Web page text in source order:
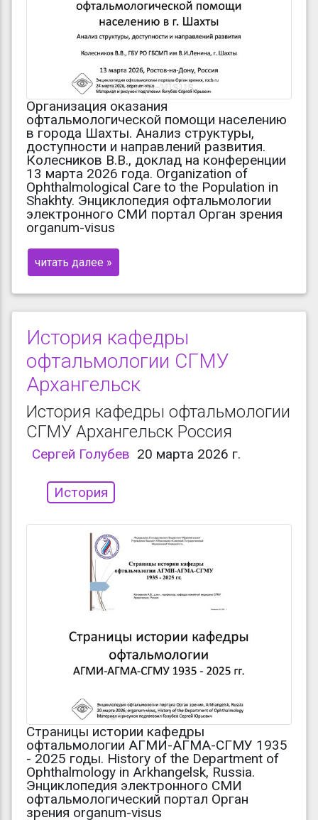
Организация оказания
офтальмологической помощи населению
в города Шахты. Анализ структуры,
доступности и направлений развития.
Колесников В.В., доклад на конференции
13 марта 2026 года. Organization of
Ophthalmological Care to the Population in
Shakhty. Энциклопедия офтальмологии
электронного СМИ портал Орган зрения
organum-visus
читать далее »
История кафедры
офтальмологии СГМУ
Архангельск
История кафедры офтальмологии
СГМУ Архангельск Россия
Сергей Голубев 20 марта 2026 г.
История
Страницы истории кафедры
офтальмологии АГМИ-АГМА-СГМУ 1935
- 2025 годы. History of the Department of
Ophthalmology in Arkhangelsk, Russia.
Энциклопедия электронного СМИ
офтальмологический портал Орган
зрения organum-visus